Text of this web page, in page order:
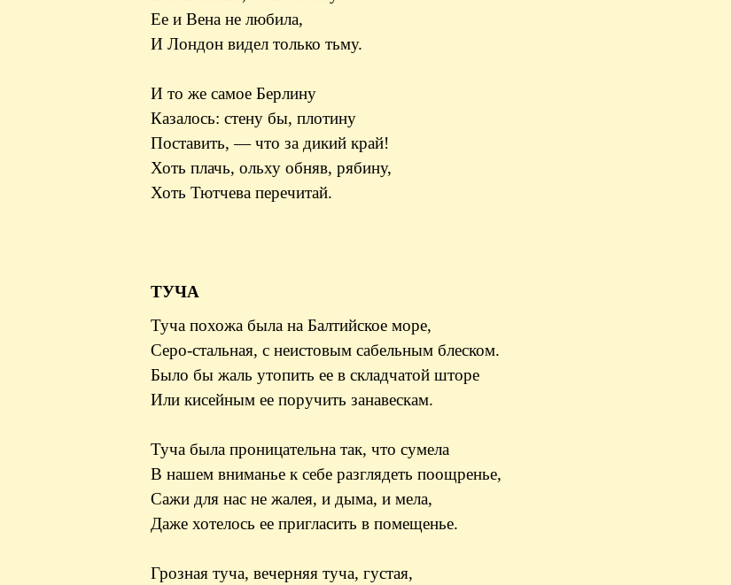
Ее и Вена не любила,
И Лондон видел только тьму.
И то же самое Берлину
Казалось: стену бы, плотину
Поставить, — что за дикий край!
Хоть плачь, ольху обняв, рябину,
Хоть Тютчева перечитай.
ТУЧА
Туча похожа была на Балтийское море,
Серо-стальная, с неистовым сабельным блеском.
Было бы жаль утопить ее в складчатой шторе
Или кисейным ее поручить занавескам.
Туча была проницательна так, что сумела
В нашем вниманье к себе разглядеть поощренье,
Сажи для нас не жалея, и дыма, и мела,
Даже хотелось ее пригласить в помещенье.
Грозная туча, вечерняя туча, густая,